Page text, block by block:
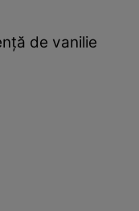
de vanilie